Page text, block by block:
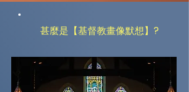
​甚麼是【基督教畫像默想】?